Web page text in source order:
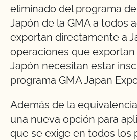
eliminado del programa
Japón de la GMA a todos
exportan directamente a
operaciones que
Japón necesitan estar
programa GMA Japan
Además de la
una nueva opción para
que se exige en todos los